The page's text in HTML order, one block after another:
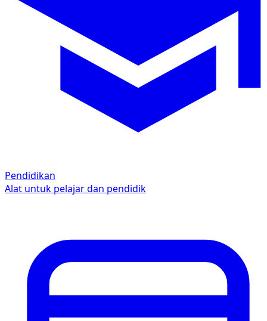
Pendidikan
Alat untuk pelajar dan pendidik